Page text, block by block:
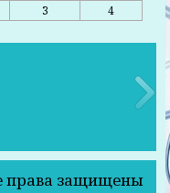
3 4
права защищены